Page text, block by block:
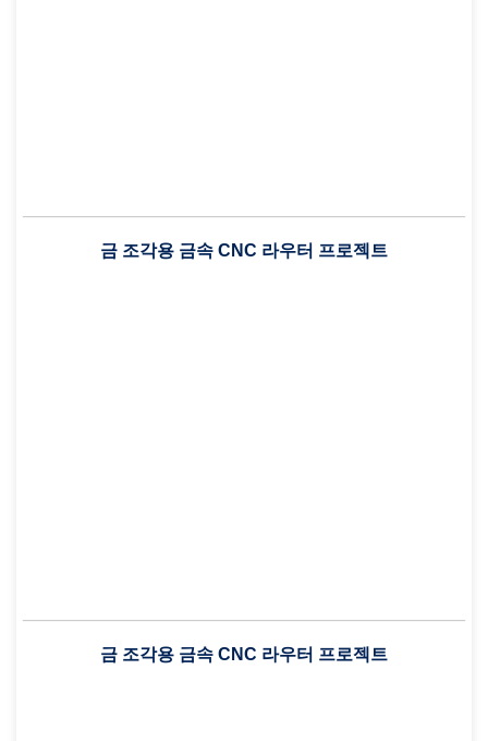
금 조각용 금속 CNC 라우터 프로젝트
금 조각용 금속 CNC 라우터 프로젝트